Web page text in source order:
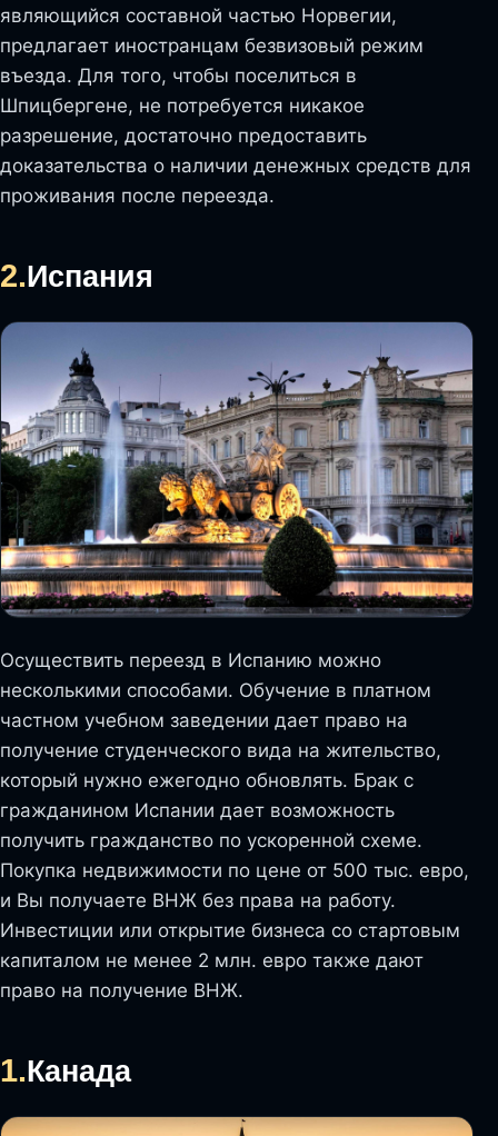
являющийся составной частью Норвегии,
предлагает иностранцам безвизовый режим
въезда. Для того, чтобы поселиться в
Шпицбергене, не потребуется никакое
разрешение, достаточно предоставить
доказательства о наличии денежных средств для
проживания после переезда.
2.Испания
Осуществить переезд в Испанию можно
несколькими способами. Обучение в платном
частном учебном заведении дает право на
получение студенческого вида на жительство,
который нужно ежегодно обновлять. Брак с
гражданином Испании дает возможность
получить гражданство по ускоренной схеме.
Покупка недвижимости по цене от 500 тыс. евро,
и Вы получаете ВНЖ без права на работу.
Инвестиции или открытие бизнеса со стартовым
капиталом не менее 2 млн. евро также дают
право на получение ВНЖ.
1.Канада